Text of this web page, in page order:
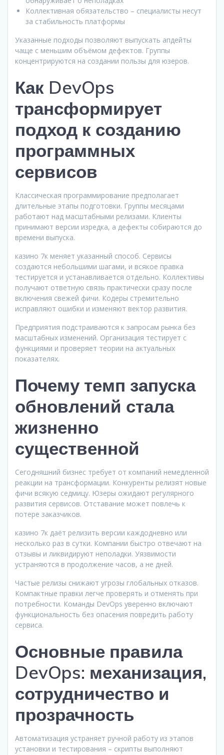
Коллективная обязательство – специалисты несут
за стабильность платформы
Указанные подходы позволяют выпускать апдейты
чаще с меньшим объёмом дефектов. Группы
концентрируются на создании пользы для юзеров.
Как DevOps
трансформирует
подход к созданию
программных
сервисов
Классическая программирование предполагает
длительные этапы подготовки. Группы месяцами
работают над масштабными релизами. Клиенты
принимают версии изредка, а дефекты собираются до
времени выпуска.
казино 7к меняет указанный способ. Сервисы
создаются небольшими шагами, и всякое правка
тестируется и устанавливается отдельно. Коллективы
получают ответную связь практически сразу после
включения свежей фичи. Кодеры стремительно
исправляют ошибки и изменяют вектор развития.
Предприятия подстраиваются к запросам рынка без
масштабных изменений. Организация тестирует с
функциями и проверяет теории на актуальных
показателях.
Почему темп запуска
обновлений стала
жизненно
существенной
Сегодняшний бизнес требует от компаний немедленной
реакции на трансформации. Конкуренты релизят новые
фичи всякую седмицу. Юзеры ожидают регулярного
развития сервисов. Отставание может повлечь к
потере заказчиков.
казино 7к даёт релизить версии каждодневно или
несколько раз в сутки. Компании быстро отвечают на
отзывы и ликвидируют неполадки. Уязвимости
устраняются в продолжение часов, а не дней.
Частые релизы снижают угрозы глобальных отказов.
Компактные правки легче проверять и отменять при
потребности. Команды DevOps уверенно включают
функциональность без опасения повредить работу
сервиса.
Основные правила
DevOps: механизация,
сотрудничество и
прозрачность
Автоматизация устраняет ручной работу из этапов
установки и тестирования – скрипты выполняют